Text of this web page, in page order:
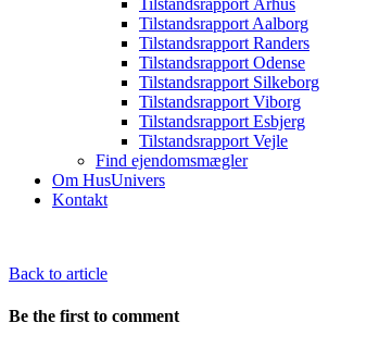
Tilstandsrapport Aalborg
Tilstandsrapport Randers
Tilstandsrapport Odense
Tilstandsrapport Silkeborg
Tilstandsrapport Viborg
Tilstandsrapport Esbjerg
Tilstandsrapport Vejle
Find ejendomsmægler
Om HusUnivers
Kontakt
Back to article
Be the first to comment